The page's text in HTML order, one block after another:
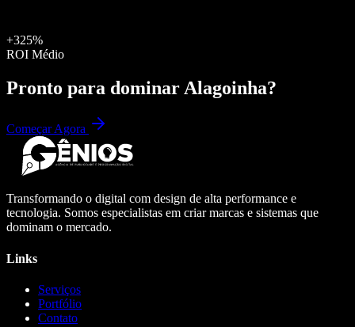
+325%
ROI Médio
Pronto para dominar Alagoinha?
Começar Agora
Transformando o digital com design de alta performance e
tecnologia. Somos especialistas em criar marcas e sistemas que
dominam o mercado.
Links
Serviços
Portfólio
Contato